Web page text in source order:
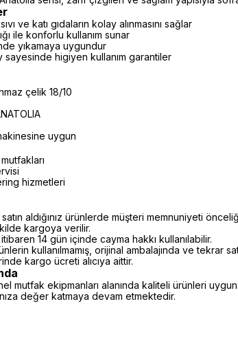
ve katı gıdaların kolay alınmasını sağlar
ile konforlu kullanım sunar
yıkamaya uygundur
sayesinde higiyen kullanım garantiler
çelik 18/10
uygun
hizmetleri
aldığınız ürünlerde müşteri memnuniyeti
kargoya verilir.
14 gün içinde cayma hakkı kullanılabilir.
kullanılmamış, orijinal ambalajında ve tekrar
kargo ücreti alıcıya aittir.
mutfak ekipmanları alanında kaliteli ürünleri
değer katmaya devam etmektedir.